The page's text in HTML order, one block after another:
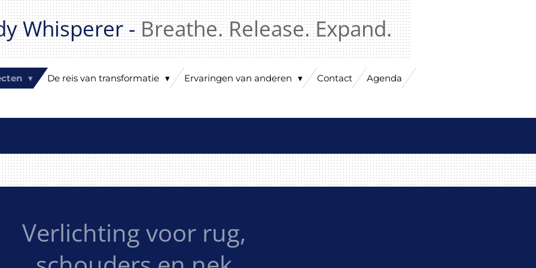
Whisperer -Breathe. Release. Expand.
De reis van transformatie Ervaringen van anderen Contact Agenda
Verlichting voor rug,